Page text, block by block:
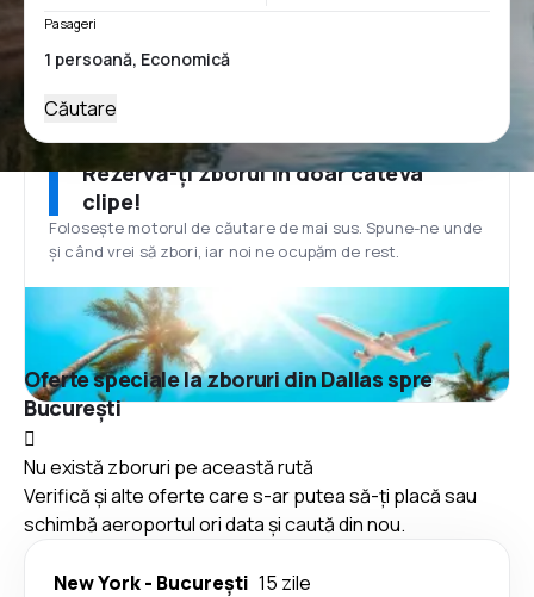
Pasageri
Căutare
Rezervă-ți zborul în doar câteva
clipe!
Folosește motorul de căutare de mai sus. Spune-ne unde
și când vrei să zbori, iar noi ne ocupăm de rest.
Oferte speciale la zboruri din Dallas spre
București
Nu există zboruri pe această rută
Verifică și alte oferte care s-ar putea să-ți placă sau
schimbă aeroportul ori data și caută din nou.
New York- București 15 zile